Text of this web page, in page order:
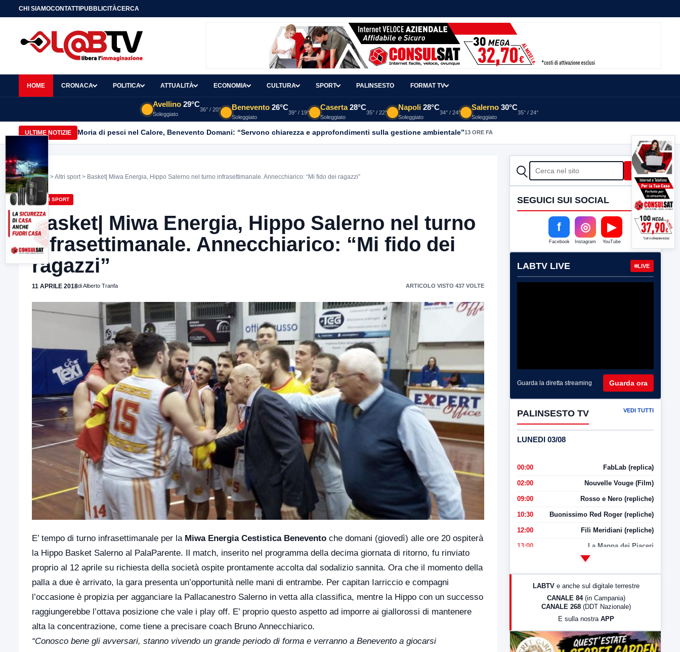
CHI SIAMOCONTATTIPUBBLICITÀCERCA
HOME CRONACA POLITICA ATTUALITÀ ECONOMIA CULTURA SPORT PALINSESTO FORMAT TV
Avellino 29°C
Soleggiato
36° / 20° Benevento 26°C
Soleggiato
39° / 19°
Caserta 28°C
Soleggiato
35° / 22°
Napoli 28°C
Soleggiato
34° / 24°
Salerno 30°C
Soleggiato
35° / 24°
ULTIME NOTIZIE Moria di pesci nel Calore, Benevento Domani: “Servono chiarezza e approfondimenti sulla gestione ambientale”13 ORE FA
Home >Altri sport> Basket| Miwa Energia, Hippo Salerno nel turno infrasettimanale. Annecchiarico: “Mi fido dei ragazzi”
ALTRI SPORT
Basket| Miwa Energia, Hippo Salerno nel turno
infrasettimanale. Annecchiarico: “Mi fido dei
ragazzi”
11 APRILE 2018di Alberto Tranfa ARTICOLO VISTO 437 VOLTE
E’ tempo di turno infrasettimanale per laMiwa Energia Cestistica Benevento che domani (giovedì) alle ore 20 ospiterà
la Hippo Basket Salerno al PalaParente. Il match, inserito nel programma della decima giornata di ritorno, fu rinviato
proprio al 12 aprile su richiesta della società ospite prontamente accolta dal sodalizio sannita. Ora che il momento della
palla a due è arrivato, la gara presenta un’opportunità nelle mani di entrambe. Per capitan Iarriccio e compagni
l’occasione è propizia per agganciare la Pallacanestro Salerno in vetta alla classifica, mentre la Hippo con un successo
raggiungerebbe l’ottava posizione che vale i play off. E’ proprio questo aspetto ad imporre ai giallorossi di mantenere
alta la concentrazione, come tiene a precisare coach Bruno Annecchiarico.
“Conosco bene gli avversari, stanno vivendo un grande periodo di forma e verranno a Benevento a giocarsi
CERCA Cerca
SEGUICI SUI SOCIAL
f
Facebook
◎
Instagram
▶
YouTube
LABTV LIVE LIVE
Guarda la diretta streaming Guarda ora
PALINSESTO TV VEDI TUTTI
LUNEDI 03/08
00:00 FabLab (replica)
02:00 Nouvelle Vouge (Film)
09:00 Rosso e Nero (repliche)
10:30 Buonissimo Red Roger (repliche)
12:00 Fili Meridiani (repliche)
13:00 La Mappa dei Piaceri
LabNews (Diretta)
23:00 LabNews (replica)
LABTV e anche sul digitale terrestre
CANALE 84 (in Campania)
CANALE 268 (DDT Nazionale)
E sulla nostra APP